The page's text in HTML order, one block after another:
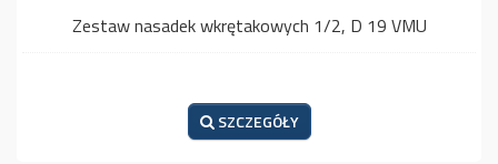
Zestaw nasadek wkrętakowych 1/2, D 19 VMU
SZCZEGÓŁY